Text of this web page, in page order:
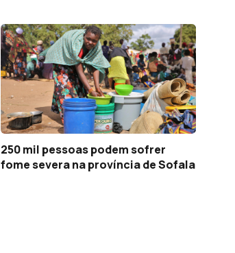
250 mil pessoas podem sofrer
fome severa na província de Sofala